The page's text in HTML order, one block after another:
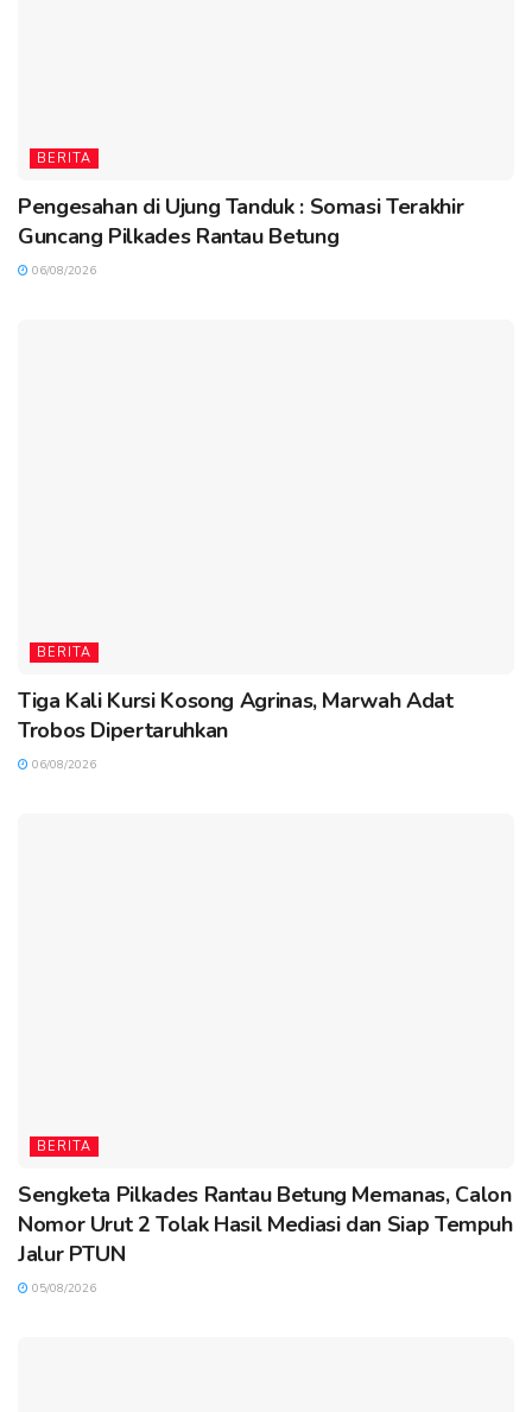
BERITA
Pengesahan di Ujung Tanduk : Somasi Terakhir
Guncang Pilkades Rantau Betung
06/08/2026
BERITA
Tiga Kali Kursi Kosong Agrinas, Marwah Adat
Trobos Dipertaruhkan
06/08/2026
BERITA
Sengketa Pilkades Rantau Betung Memanas, Calon
Nomor Urut 2 Tolak Hasil Mediasi dan Siap Tempuh
Jalur PTUN
05/08/2026